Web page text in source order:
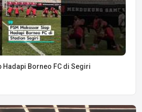
Hadapi Borneo FC di Segiri